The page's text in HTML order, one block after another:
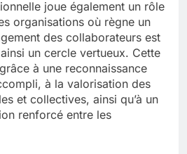
joue également un rôle
organisations où règne un
des collaborateurs est
un cercle vertueux. Cette
à une reconnaissance
à la valorisation des
et collectives, ainsi qu’à un
renforcé entre les